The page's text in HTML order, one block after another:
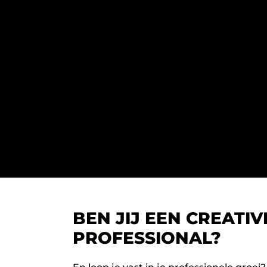
BEN JIJ EEN
PROFESSIONAL?